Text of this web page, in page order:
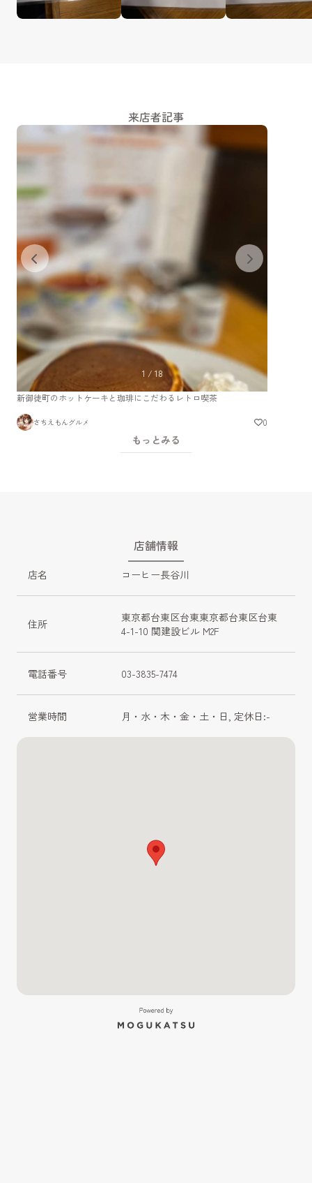
来店者記事
1 / 18
新御徒町のホットケーキと珈琲にこだわるレトロ喫茶
さちえもんグルメ 0
もっとみる
店舗情報
店名 コーヒー長谷川
住所
東京都台東区台東東京都台東区台東
4-1-10 関建設ビル M2F
電話番号 03-3835-7474
営業時間 月・水・木・金・土・日, 定休日:-